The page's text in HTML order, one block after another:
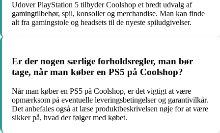
Udover PlayStation 5 tilbyder Coolshop et bredt udvalg af
gamingtilbehør, spil, konsoller og merchandise. Man kan finde
alt fra gamingstole og headsets til de nyeste spiludgivelser.
Er der nogen særlige forholdsregler, man bør
tage, når man køber en PS5 på Coolshop?
Når man køber en PS5 på Coolshop, er det vigtigt at være
opmærksom på eventuelle leveringsbetingelser og garantivilkår.
Det anbefales også at læse produktbeskrivelsen nøje for at være
sikker på, hvad der følger med købet.